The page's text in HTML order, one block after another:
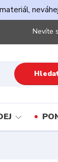
Nevíte